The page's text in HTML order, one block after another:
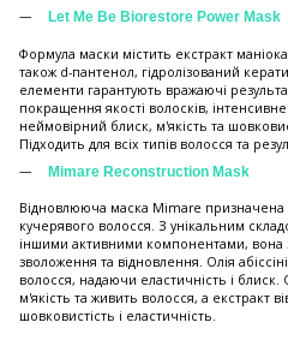
Let Me Be Biorestore Power Mask
Формула маски містить екстракт
також d-пантенол, гідролізований
елементи гарантують вражаючі
покращення якості волосків,
неймовірний блиск, м'якість та
Підходить для всіх типів волосся та
Mimare Reconstruction Mask
Відновлююча маска Mimare призначена
кучерявого волосся. З унікальним
іншими активними компонентами, вона
зволоження та відновлення. Олія
волосся, надаючи еластичність і блиск.
м'якість та живить волосся, а екстракт
шовковистість і еластичність.